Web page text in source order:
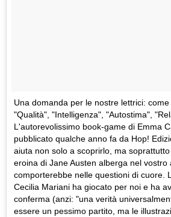
Una domanda per le nostre lettrici:
"Qualità", "Intelligenza", "Autostima",
L'autorevolissimo book-game di Emma
pubblicato qualche anno fa da Hop!
aiuta non solo a scoprirlo, ma
eroina di Jane Austen alberga nel vostro
comporterebbe nelle questioni di cuore.
Cecilia Mariani ha giocato per noi e ha
conferma (anzi: "una verità
essere un pessimo partito, ma le